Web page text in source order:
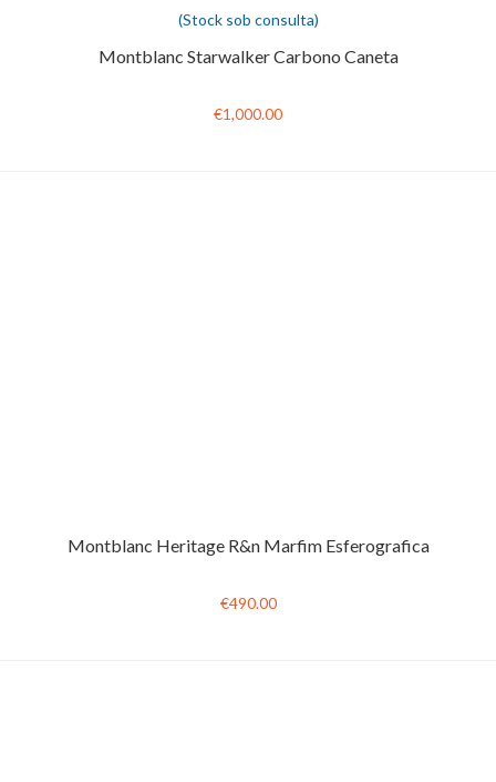
(Stock sob consulta)
Montblanc Starwalker Carbono Caneta
€1,000.00
Montblanc Heritage R&n Marfim Esferografica
€490.00